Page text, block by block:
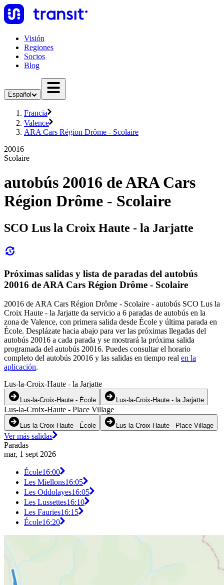
Visión
Regiones
Socios
Blog
Español
Francia
Valence
ARA Cars Région Drôme - Scolaire
20016
Scolaire
autobús 20016 de ARA Cars
Région Drôme - Scolaire
SCO Lus la Croix Haute - la Jarjatte
Próximas salidas y lista de paradas del autobús
20016 de ARA Cars Région Drôme - Scolaire
20016 de ARA Cars Région Drôme - Scolaire - autobús SCO Lus la
Croix Haute - la Jarjatte da servicio a 6 paradas de autobús en la
zona de Valence, con primera salida desde École y última parada en
École. Desplázate hacia abajo para ver las próximas llegadas del
autobús 20016 a cada parada y se mostrará la próxima salida
programada del autobús 20016. Puedes consultar el horario
completo del autobús 20016 y las salidas en tiempo real en la
aplicación.
Lus-la-Croix-Haute - la Jarjatte
Lus-la-Croix-Haute - École Lus-la-Croix-Haute - la Jarjatte
Lus-la-Croix-Haute - Place Village
Lus-la-Croix-Haute - École Lus-la-Croix-Haute - Place Village
Ver más salidas
Paradas
mar, 1 sept 2026
École16:00
Les Miellons16:05
Les Oddolayes16:05
Les Lussettes16:10
Les Fauries16:15
École16:20